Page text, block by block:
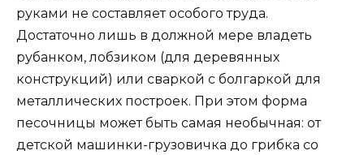
руками не составляет особого труда.
Достаточно лишь в должной мере владеть
рубанком, лобзиком (для деревянных
конструкций) или сваркой с болгаркой для
металлических построек. При этом форма
песочницы может быть самая необычная: от
детской машинки-грузовичка до грибка со